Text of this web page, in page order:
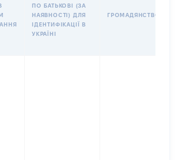
ПО БАТЬКОВІ (ЗА
НАЯВНОСТІ) ДЛЯ
ІДЕНТИФІКАЦІЇ В
УКРАЇНІ
ГРОМАДЯНСТВО